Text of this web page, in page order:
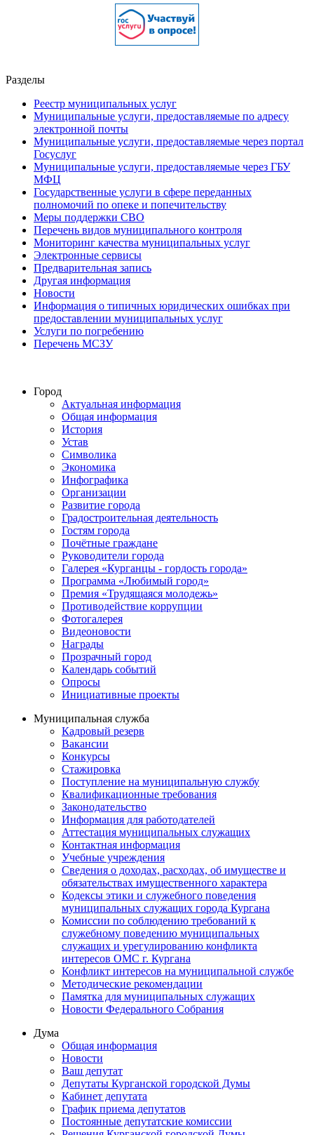
Разделы
Реестр муниципальных услуг
Муниципальные услуги, предоставляемые по адресу
электронной почты
Муниципальные услуги, предоставляемые через портал
Госуслуг
Муниципальные услуги, предоставляемые через ГБУ
МФЦ
Государственные услуги в сфере переданных
полномочий по опеке и попечительству
Меры поддержки СВО
Перечень видов муниципального контроля
Мониторинг качества муниципальных услуг
Электронные сервисы
Предварительная запись
Другая информация
Новости
Информация о типичных юридических ошибках при
предоставлении муниципальных услуг
Услуги по погребению
Перечень МСЗУ
Город
Актуальная информация
Общая информация
История
Устав
Символика
Экономика
Инфографика
Организации
Развитие города
Градостроительная деятельность
Гостям города
Почётные граждане
Руководители города
Галерея «Курганцы - гордость города»
Программа «Любимый город»
Премия «Трудящаяся молодежь»
Противодействие коррупции
Фотогалерея
Видеоновости
Награды
Прозрачный город
Календарь событий
Опросы
Инициативные проекты
Муниципальная служба
Кадровый резерв
Вакансии
Конкурсы
Стажировка
Поступление на муниципальную службу
Квалификационные требования
Законодательство
Информация для работодателей
Аттестация муниципальных служащих
Контактная информация
Учебные учреждения
Сведения о доходах, расходах, об имуществе и
обязательствах имущественного характера
Кодексы этики и служебного поведения
муниципальных служащих города Кургана
Комиссии по соблюдению требований к
служебному поведению муниципальных
служащих и урегулированию конфликта
интересов ОМС г. Кургана
Конфликт интересов на муниципальной службе
Методические рекомендации
Памятка для муниципальных служащих
Новости Федерального Cобрания
Дума
Общая информация
Новости
Ваш депутат
Депутаты Курганской городской Думы
Кабинет депутата
График приема депутатов
Постоянные депутатские комиссии